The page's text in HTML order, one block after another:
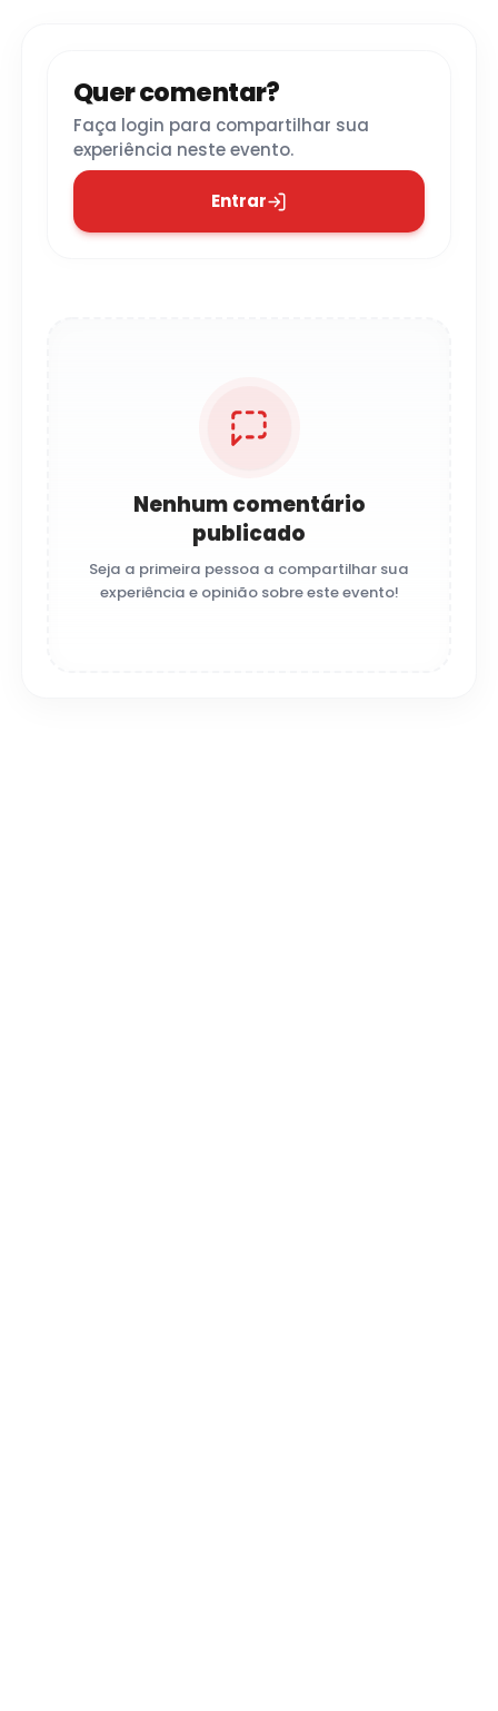
Quer comentar?
Faça login para compartilhar sua
experiência neste evento.
Entrar
Nenhum comentário
publicado
Seja a primeira pessoa a compartilhar sua
experiência e opinião sobre este evento!